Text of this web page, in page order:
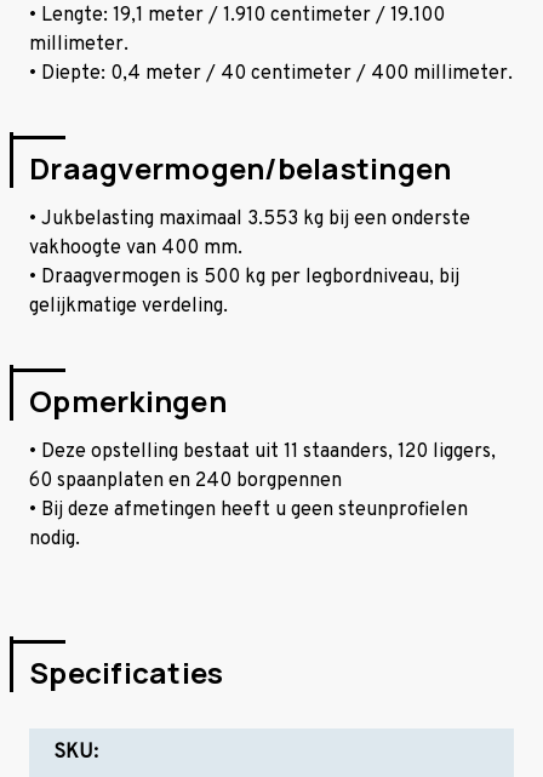
• Lengte: 19,1 meter / 1.910 centimeter / 19.100
millimeter.
• Diepte: 0,4 meter / 40 centimeter / 400 millimeter.
Draagvermogen/belastingen
• Jukbelasting maximaal 3.553 kg bij een onderste
vakhoogte van 400 mm.
• Draagvermogen is 500 kg per legbordniveau, bij
gelijkmatige verdeling.
Opmerkingen
• Deze opstelling bestaat uit 11 staanders, 120 liggers,
60 spaanplaten en 240 borgpennen
• Bij deze afmetingen heeft u geen steunprofielen
nodig.
Specificaties
SKU: